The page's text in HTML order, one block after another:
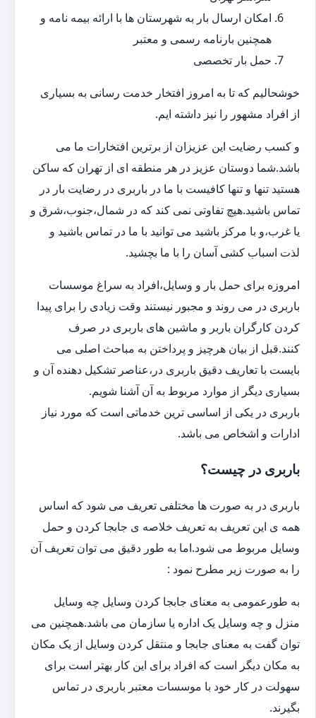
امکان ارسال بار به شهرستان ها با ارائه بیمه نامه و
همچنین بارنامه رسمی و معتبر
حمل بار تخصصی
خوشحالیم که تا به امروز افتخار خدمت رسانی به بسیاری
از افراد مشهور را نیز داشته ایم.
و کسب رضایت این عزیزان از برترین افتخارات ما می
باشد.شما دوستان عزیز در هر منطقه ای از تهران که ساکن
هستید تنها و تنها کافیست با ما در باربری در رضایت بار در
تماس باشید.هیچ تفاوتی نمی کند که در شمال،جنوب،شرق و
یا غرب،و با مرکز باشید می توانید با ما در تماس باشید و
لذت اسباب کشی آسان را با ما بچشید.
امروزه برای حمل بار و وسایل،افراد به سراغ موسسات
باربری در می روند و مجبور نیستند وقت زیادی را برای پیدا
کردن کارگران باربر و ماشین های باربری در صرف
کنند.قبل از بیان هرچیز و پرداختن به مباحث اصلی می
بایست با تعاریف دقیق باربری در،عناصر تشکیل دهنده آن و
بسیاری دیگر از موارد مربوط به آن آشنا شویم.
باربری در یکی از اساسی ترین خدماتی است که مورد نیاز
ادارات و اشخاص می باشد.
باربری در چیست؟
باربری در به صورت ها مختلفی تعریف می شود که اساس
همه ی این تعریف به تعریف خلاصه ی جابجا کردن و حمل
وسایل مربوط می شود.اما به طور دقیق می توان تعریف آن
را به صورت زیر مطرح نمود :
به طورعمومی به معنای جابجا کردن وسایل چه وسایل
منزل و چه وسایل یک اداره یا سازمان می باشد.همچنین می
توان گفت به معنای جابجا و منتقل کردن وسایل از یک مکان
به مکان دیگر است که افراد برای این کار بهتر است برای
سهولت در کار خود با موسسات معتبر باربری در تماس
بگیرند.